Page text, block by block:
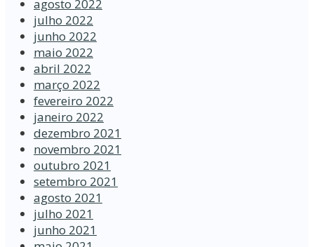
agosto 2022
julho 2022
junho 2022
maio 2022
abril 2022
março 2022
fevereiro 2022
janeiro 2022
dezembro 2021
novembro 2021
outubro 2021
setembro 2021
agosto 2021
julho 2021
junho 2021